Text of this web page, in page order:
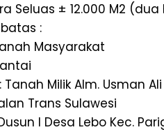
Seluas ± 12.000 M2
:
Masyarakat
Milik Alm. Usman Ali
Trans Sulawesi
I Desa Lebo Kec.